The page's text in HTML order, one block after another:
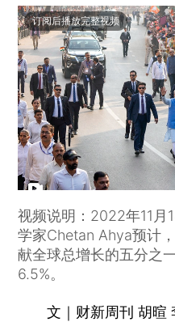
订阅后播放完整视频
视频说明：2022年11月
学家Chetan Ahya预计
献全球总增长的五分之
6.5%。
文｜财新周刊 胡暄